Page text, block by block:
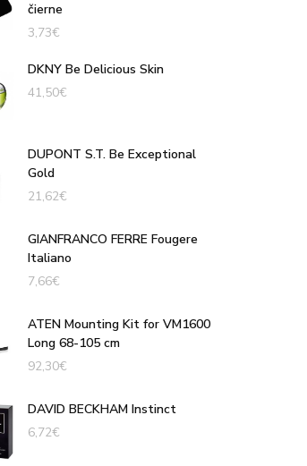
čierne
3,73€
DKNY Be Delicious Skin
41,50€
DUPONT S.T. Be Exceptional
Gold
21,62€
GIANFRANCO FERRE Fougere
Italiano
7,66€
ATEN Mounting Kit for VM1600
Long 68-105 cm
92,30€
DAVID BECKHAM Instinct
6,72€